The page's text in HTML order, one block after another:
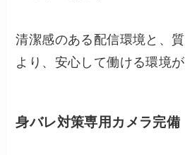
清潔感のある配信環境と、
より、安心して働ける環境が
身バレ対策専用カメラ完備